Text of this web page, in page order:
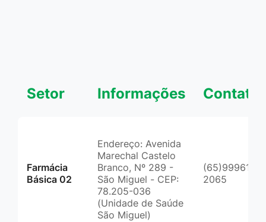
Setor Informações
Farmácia
Básica 02
Endereço: Avenida
Marechal Castelo
Branco, Nº 289 -
São Miguel - CEP:
78.205-036
(Unidade de Saúde
São Miguel)
(65)99961-
2065